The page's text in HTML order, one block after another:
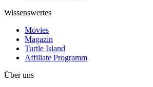
Wissenswertes
Movies
Magazin
Turtle Island
Affiliate Programm
Über uns